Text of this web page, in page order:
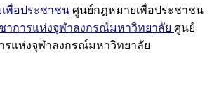
พื่อประชาชน ศูนย์กฎหมายเพื่อประชาชน
าการแห่งจุฬาลงกรณ์มหาวิทยาลัย ศูนย์
รแห่งจุฬาลงกรณ์มหาวิทยาลัย